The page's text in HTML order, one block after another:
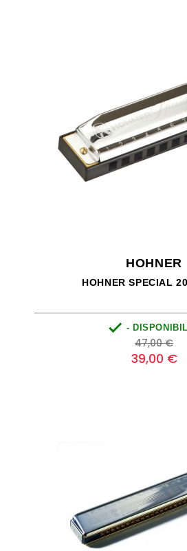
HOHNER
HOHNER SPECIAL
 -
Prezzo
base
47,00 €
39,00 €